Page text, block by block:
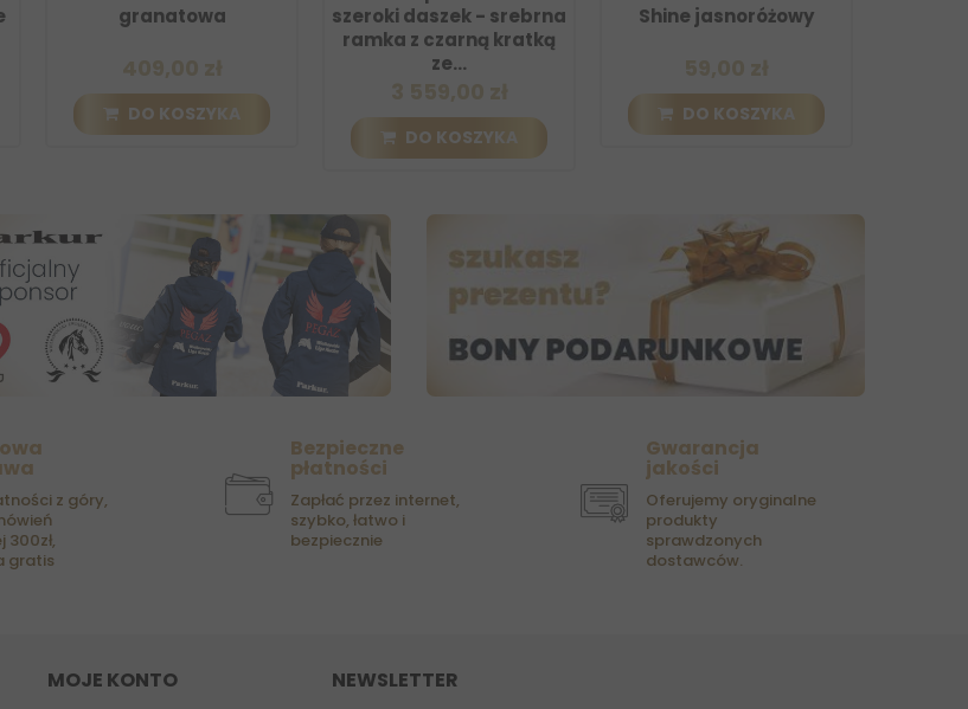
granatowa
DO KOSZYKA
szeroki daszek - srebrna
ramka z czarną kratką
DO KOSZYKA
Shine jasnoróżowy
DO KOSZYKA
z góry,
300zł,
gratis
Bezpieczne
płatności
Zapłać przez internet,
szybko, łatwo i
bezpiecznie
Gwarancja
jakości
Oferujemy oryginalne
produkty
sprawdzonych
dostawców.
MOJE KONTO NEWSLETTER